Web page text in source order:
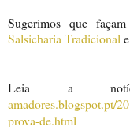
Sugerimos que
Salsicharia Tradicional
Leia a
amadores.blogspot.pt/
prova-de.html